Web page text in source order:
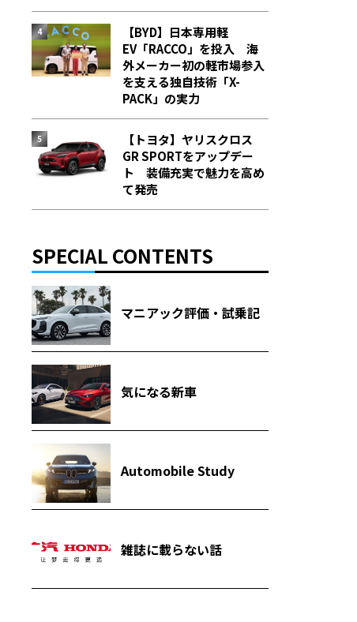
【BYD】日本専用軽
EV「RACCO」を投入 海
外メーカー初の軽市場参入
を支える独自技術「X-
PACK」の実力
【トヨタ】ヤリスクロス
GR SPORTをアップデー
ト 装備充実で魅力を高め
て発売
SPECIAL CONTENTS
マニアック評価・試乗記
気になる新車
Automobile Study
雑誌に載らない話